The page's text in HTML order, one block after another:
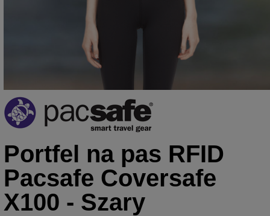
Portfel na pas RFID
Pacsafe Coversafe
X100 - Szary